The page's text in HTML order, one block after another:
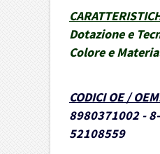
Dotazione e
Colore e
CODICI OE / OEM
8980371002 -
52108559